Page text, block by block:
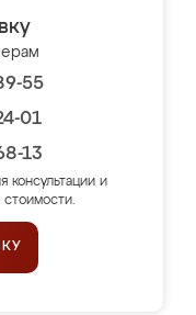
55
01
13
консультации и
стоимости.